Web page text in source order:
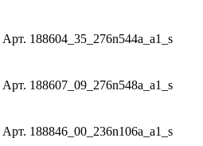
Арт. 188604_35_276n544a_a1_s
Арт. 188607_09_276n548a_a1_s
Арт. 188846_00_236n106a_a1_s